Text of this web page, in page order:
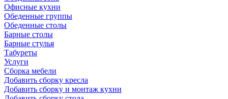
Офисные кухни
Обеденные группы
Обеденные столы
Барные столы
Барные стулья
Табуреты
Услуги
Сборка мебели
Добавить сборку кресла
Добавить сборку и монтаж кухни